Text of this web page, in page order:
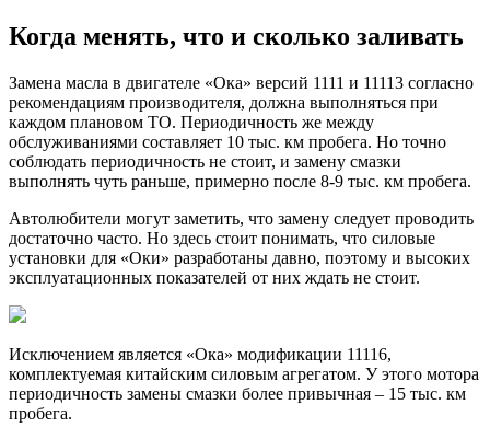
Когда менять, что и сколько заливать
Замена масла в двигателе «Ока» версий 1111 и 11113 согласно
рекомендациям производителя, должна выполняться при
каждом плановом ТО. Периодичность же между
обслуживаниями составляет 10 тыс. км пробега. Но точно
соблюдать периодичность не стоит, и замену смазки
выполнять чуть раньше, примерно после 8-9 тыс. км пробега.
Автолюбители могут заметить, что замену следует проводить
достаточно часто. Но здесь стоит понимать, что силовые
установки для «Оки» разработаны давно, поэтому и высоких
эксплуатационных показателей от них ждать не стоит.
Исключением является «Ока» модификации 11116,
комплектуемая китайским силовым агрегатом. У этого мотора
периодичность замены смазки более привычная – 15 тыс. км
пробега.